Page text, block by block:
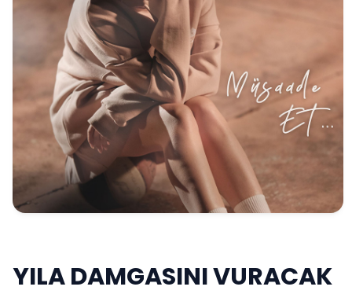
YILA DAMGASINI VURACAK